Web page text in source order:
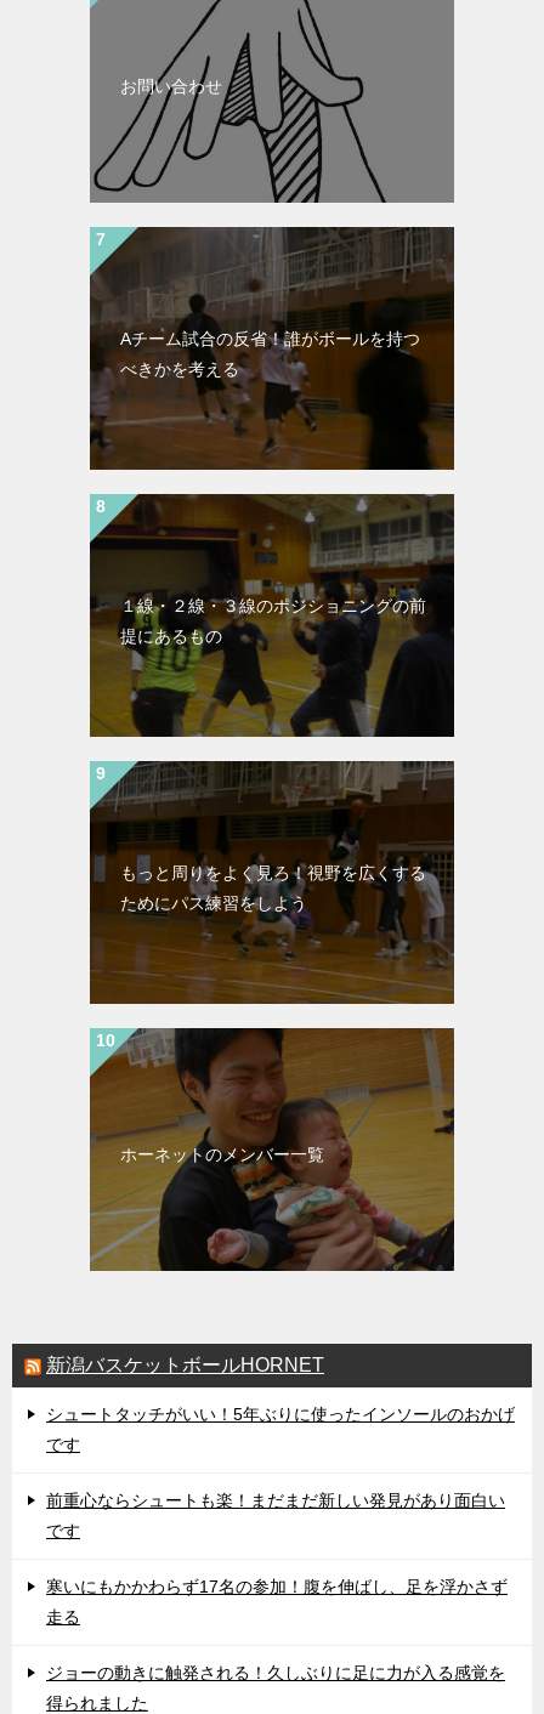
お問い合わせ
Aチーム試合の反省！誰がボールを持つ
べきかを考える
１線・２線・３線のポジショニングの前
提にあるもの
もっと周りをよく見ろ！視野を広くする
ためにパス練習をしよう
ホーネットのメンバー一覧
新潟バスケットボールHORNET
シュートタッチがいい！5年ぶりに使ったインソールのおかげ
です
前重心ならシュートも楽！まだまだ新しい発見があり面白い
です
寒いにもかかわらず17名の参加！腹を伸ばし、足を浮かさず
走る
ジョーの動きに触発される！久しぶりに足に力が入る感覚を
得られました